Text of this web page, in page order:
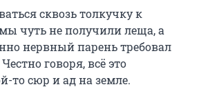
сквозь толкучку к
чуть не получили леща, а
нервный парень требовал
говоря, всё это
то сюр и ад на земле.